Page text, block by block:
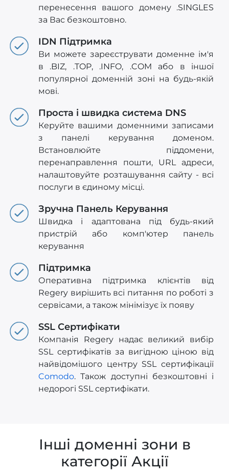
перенесення вашого домену .SINGLES
за Вас безкоштовно.
IDN Підтримка
Ви можете зареєструвати доменне ім'я
в .BIZ, .TOP, .INFO, .COM або в іншої
популярної доменній зоні на будь-якій
мові.
Проста і швидка система DNS
Керуйте вашими доменними записами
з панелі керування доменом.
Встановлюйте піддомени,
перенаправлення пошти, URL адреси,
налаштовуйте розташування сайту - всі
послуги в єдиному місці.
Зручна Панель Керування
Швидка і адаптована під будь-який
пристрій або комп'ютер панель
керування
Підтримка
Оперативна підтримка клієнтів від
Regery вирішить всі питання по роботі з
сервісами, а також мінімізує їх появу
SSL Сертифікати
Компанія Regery надає великий вибір
SSL сертифікатів за вигідною ціною від
найвідомішого центру SSL сертифікації
Comodo. Також доступні безкоштовні і
недорогі SSL сертифікати.
Інші доменні зони в
категорії Акції